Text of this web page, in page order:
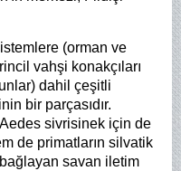
(orman ve
vahşi konakçıları
dahil çeşitli
bir parçasıdır.
sivrisinek için de
de primatların silvatik
savan iletim